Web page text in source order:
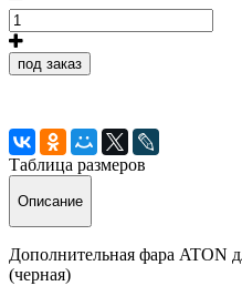
под заказ
Таблица размеров
Описание
Дополнительная фара ATON
(черная)